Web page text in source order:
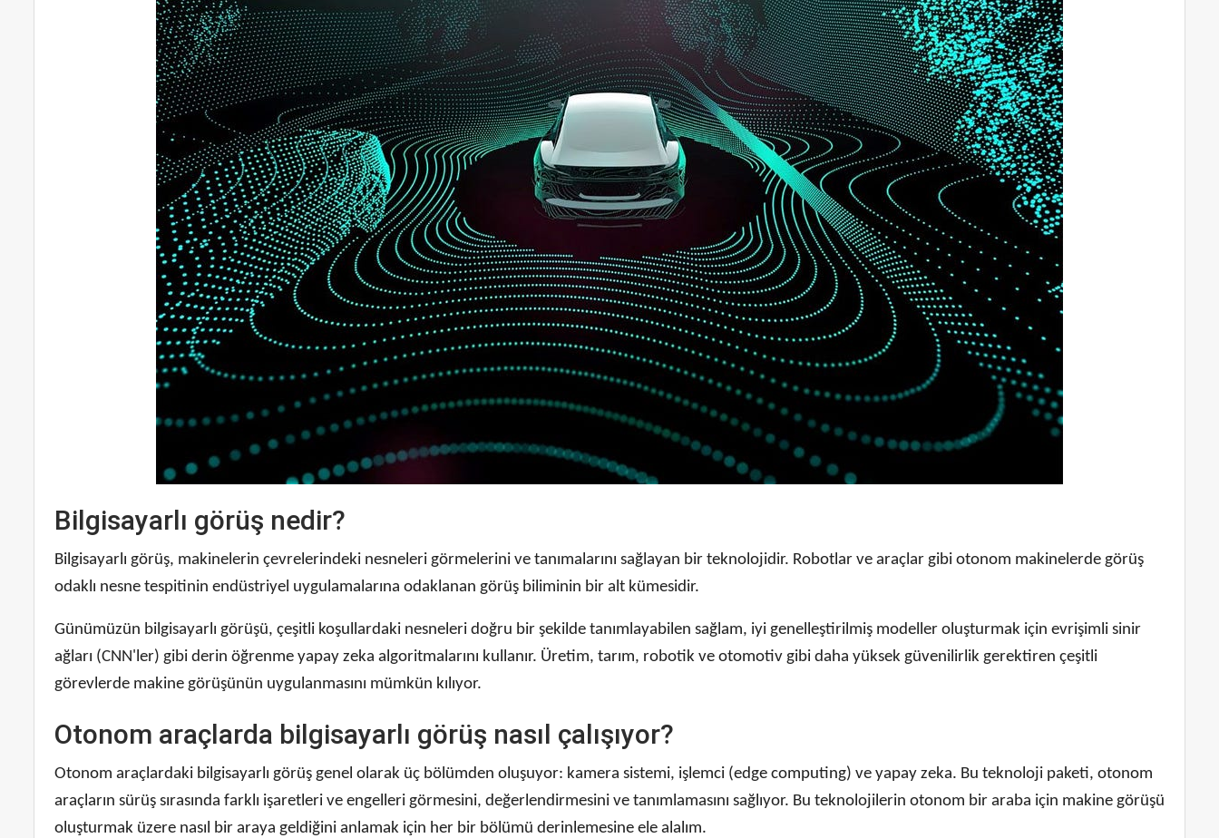
Bilgisayarlı görüş nedir?
Bilgisayarlı görüş, makinelerin çevrelerindeki nesneleri görmelerini ve tanımalarını sağlayan bir teknolojidir. Robotlar ve araçlar gibi otonom makinelerde görüş
odaklı nesne tespitinin endüstriyel uygulamalarına odaklanan görüş biliminin bir alt kümesidir.
Günümüzün bilgisayarlı görüşü, çeşitli koşullardaki nesneleri doğru bir şekilde tanımlayabilen sağlam, iyi genelleştirilmiş modeller oluşturmak için evrişimli sinir
ağları (CNN'ler) gibi derin öğrenme yapay zeka algoritmalarını kullanır. Üretim, tarım, robotik ve otomotiv gibi daha yüksek güvenilirlik gerektiren çeşitli
görevlerde makine görüşünün uygulanmasını mümkün kılıyor.
Otonom araçlarda bilgisayarlı görüş nasıl çalışıyor?
Otonom araçlardaki bilgisayarlı görüş genel olarak üç bölümden oluşuyor: kamera sistemi, işlemci (edge ​​computing) ve yapay zeka. Bu teknoloji paketi, otonom
araçların sürüş sırasında farklı işaretleri ve engelleri görmesini, değerlendirmesini ve tanımlamasını sağlıyor. Bu teknolojilerin otonom bir araba için makine görüşü
oluşturmak üzere nasıl bir araya geldiğini anlamak için her bir bölümü derinlemesine ele alalım.